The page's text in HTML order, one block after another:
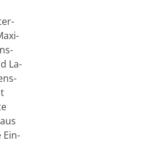
La­
Ein­